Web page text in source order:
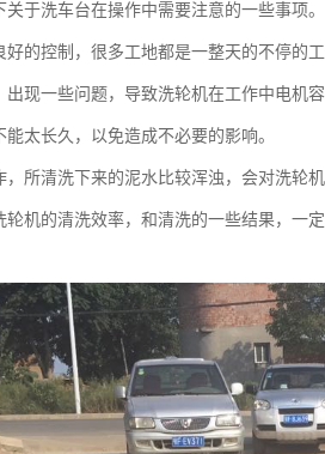
于洗车台在操作中需要注意的一些事项。
的控制，很多工地都是一整天的不停的
现一些问题，导致洗轮机在工作中电机
太长久，以免造成不必要的影响。
所清洗下来的泥水比较浑浊，会对洗轮
机的清洗效率，和清洗的一些结果，一